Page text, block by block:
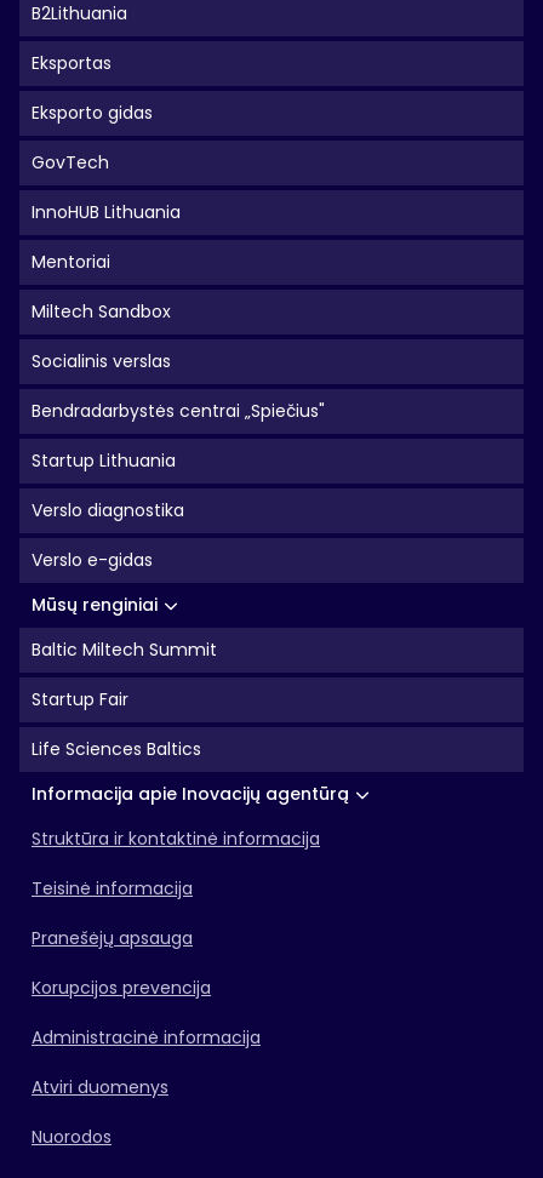
B2Lithuania
Eksportas
Eksporto gidas
GovTech
InnoHUB Lithuania
Mentoriai
Miltech Sandbox
Socialinis verslas
Bendradarbystės centrai „Spiečius"
Startup Lithuania
Verslo diagnostika
Verslo e-gidas
Mūsų renginiai
Baltic Miltech Summit
Startup Fair
Life Sciences Baltics
Informacija apie Inovacijų agentūrą
Struktūra ir kontaktinė informacija
Teisinė informacija
Pranešėjų apsauga
Korupcijos prevencija
Administracinė informacija
Atviri duomenys
Nuorodos